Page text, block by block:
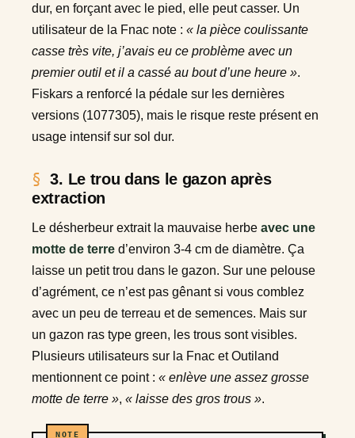
dur, en forçant avec le pied, elle peut casser. Un
utilisateur de la Fnac note : « la pièce coulissante
casse très vite, j’avais eu ce problème avec un
premier outil et il a cassé au bout d’une heure ».
Fiskars a renforcé la pédale sur les dernières
versions (1077305), mais le risque reste présent en
usage intensif sur sol dur.
3. Le trou dans le gazon après
extraction
Le désherbeur extrait la mauvaise herbe avec une
motte de terre d’environ 3-4 cm de diamètre. Ça
laisse un petit trou dans le gazon. Sur une pelouse
d’agrément, ce n’est pas gênant si vous comblez
avec un peu de terreau et de semences. Mais sur
un gazon ras type green, les trous sont visibles.
Plusieurs utilisateurs sur la Fnac et Outiland
mentionnent ce point : « enlève une assez grosse
motte de terre », « laisse des gros trous ».